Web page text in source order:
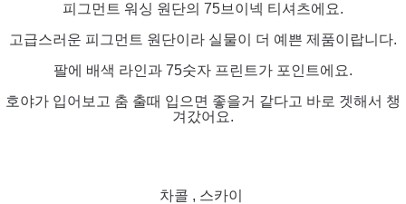
피그먼트 워싱 원단의 75브이넥 티셔츠에요.
고급스러운 피그먼트 원단이라 실물이 더 예쁜 제품이랍니다.
팔에 배색 라인과 75숫자 프린트가 포인트에요.
호야가 입어보고 춤 출때 입으면 좋을거 같다고 바로 겟해서 챙
겨갔어요.
차콜 , 스카이